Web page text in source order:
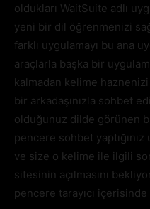
oldukları WaitSuite adlı
yeni bir dil öğrenmenizi
farklı uygulamayı bu ana
araçlarla başka bir
kalmadan kelime
bir arkadaşınızla sohbet
olduğunuz dilde görünen
pencere sohbet
ve size o kelime ile ilgili
sitesinin açılmasını
pencere tarayıcı